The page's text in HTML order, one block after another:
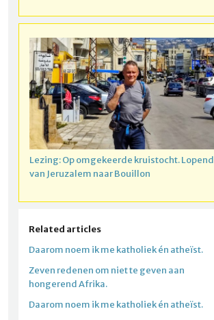
Lezing: Op omgekeerde kruistocht. Lopend
van Jeruzalem naar Bouillon
Related articles
Daarom noem ik me katholiek én atheïst.
Zeven redenen om niet te geven aan
hongerend Afrika.
Daarom noem ik me katholiek én atheïst.